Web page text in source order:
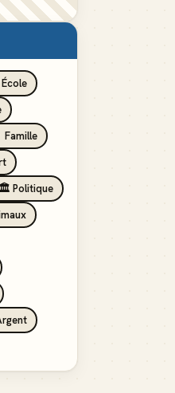
Famille
🏛️ Politique